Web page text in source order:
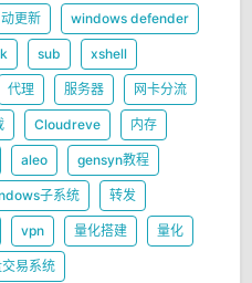
动更新 windows defender
sub xshell
代理 服务器 网卡分流
Cloudreve 内存
aleo gensyn教程
子系统 转发
vpn 量化搭建 量化
易系统